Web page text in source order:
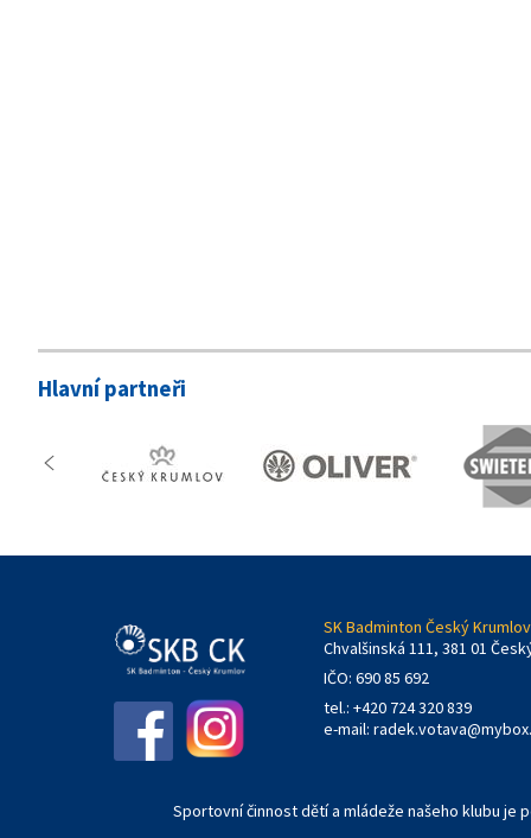
Hlavní partneři
SK Badminton Český
Chvalšinská 111, 381 01
IČO: 690 85 692
tel.: +420 724 320 839
e-mail:
Sportovní činnost dětí a mládeže našeho klubu je